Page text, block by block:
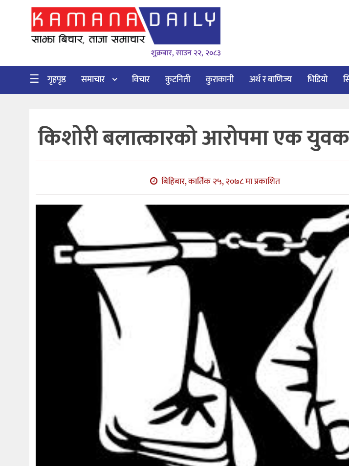
गृहपृष्ठ
विचार
कुटनिती
सिफारिस
शुक्रबार, साउन २२, २०८३
☰ गृहपृष्ठ समाचार विचार कुटनिती कुराकानी अर्थ र बाणिज्य भिडियो
किशोरी बलात्कारको आरोपमा एक
बिहिबार, कार्तिक २५, २०७८ मा प्रकाशित